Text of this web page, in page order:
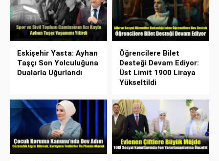
Eskişehir Yasta: Ayhan
Taşçı Son Yolculuğuna
Dualarla Uğurlandı
Öğrencilere Bilet
Desteği Devam Ediyor:
Üst Limit 1900 Liraya
Yükseltildi